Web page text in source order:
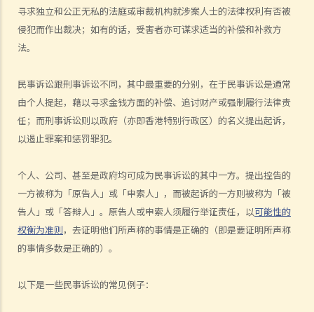
寻求独立和公正无私的法庭或审裁机构就涉案人士的法律权利有否被
侵犯而作出裁决；如有的话，受害者亦可谋求适当的补偿和补救方
法。
民事诉讼跟刑事诉讼不同，其中最重要的分别，在于民事诉讼是通常
由个人提起，藉以寻求金钱方面的补偿、追讨财产或强制履行法律责
任；而刑事诉讼则以政府（亦即香港特别行政区）的名义提出起诉，
以遏止罪案和惩罚罪犯。
个人、公司、甚至是政府均可成为民事诉讼的其中一方。提出控告的
一方被称为「原告人」或「申索人」，而被起诉的一方则被称为「被
告人」或「答辩人」。原告人或申索人须履行举证责任，以可能性的
权衡为准则，去证明他们所声称的事情是正确的（即是要证明所声称
的事情多数是正确的）。
以下是一些民事诉讼的常见例子：
1. 为甚么即使我赢了官司，并且法院已经命令对方支付我的律师费用，
我的律师费用也不能全额报销？
2. 法院是否必须命令败诉一方全额支付胜诉一方的律师费用？ 有甚么原
6. 我有时间应付诉讼吗？
7. 展开民事诉讼是否有期限？
8. 如果我要展开民事诉讼，将要面对甚么风险？我能否承受这些风险？
9. 如果我不介意花费时间和金钱，即使我的案件的法律理据很弱，我是
10. 在一般民事诉讼中可以作出甚么申索？ 未经算定的损害赔偿有哪些
例子？ 除了一笔过赔偿（经算定或未经算定）外，在民事诉讼中是否还
有其他的申索？
11. 哪些民事案件的数据可以公开？ 是否所有证据、文件或证人陈述书
都可供公众查阅？
如何展开民事诉讼